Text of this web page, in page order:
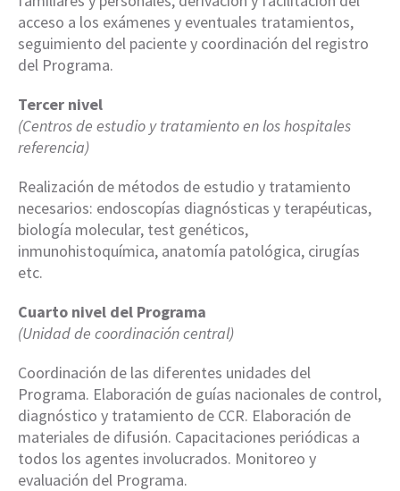
acceso a los exámenes y eventuales tratamientos,
seguimiento del paciente y coordinación del registro
del Programa.
Tercer nivel
(Centros de estudio y tratamiento en los hospitales
referencia)
Realización de métodos de estudio y tratamiento
necesarios: endoscopías diagnósticas y terapéuticas,
biología molecular, test genéticos,
inmunohistoquímica, anatomía patológica, cirugías
etc.
Cuarto nivel del Programa
(Unidad de coordinación central)
Coordinación de las diferentes unidades del
Programa. Elaboración de guías nacionales de control,
diagnóstico y tratamiento de CCR. Elaboración de
materiales de difusión. Capacitaciones periódicas a
todos los agentes involucrados. Monitoreo y
evaluación del Programa.